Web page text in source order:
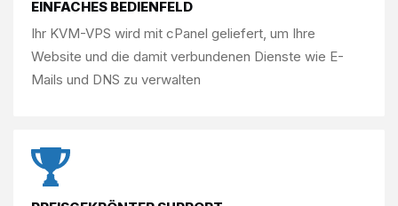
EINFACHES BEDIENFELD
Ihr KVM-VPS wird mit cPanel geliefert, um Ihre
Website und die damit verbundenen Dienste wie E-
Mails und DNS zu verwalten